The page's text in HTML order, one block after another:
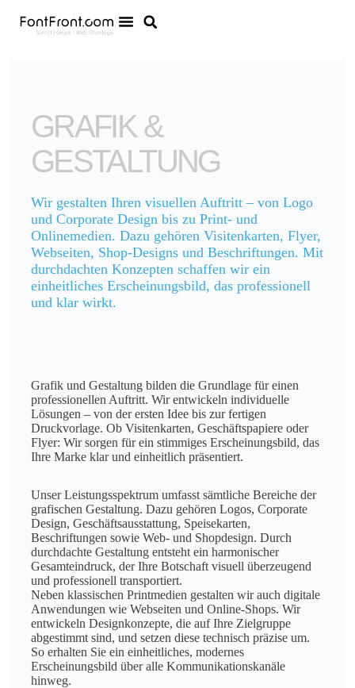
GRAFIK &
GESTALTUNG
Wir gestalten Ihren visuellen Auftritt – von Logo
und Corporate Design bis zu Print- und
Onlinemedien. Dazu gehören Visitenkarten, Flyer,
Webseiten, Shop-Designs und Beschriftungen. Mit
durchdachten Konzepten schaffen wir ein
einheitliches Erscheinungsbild, das professionell
und klar wirkt.
Grafik und Gestaltung bilden die Grundlage für einen
professionellen Auftritt. Wir entwickeln individuelle
Lösungen – von der ersten Idee bis zur fertigen
Druckvorlage. Ob Visitenkarten, Geschäftspapiere oder
Flyer: Wir sorgen für ein stimmiges Erscheinungsbild, das
Ihre Marke klar und einheitlich präsentiert.
Unser Leistungsspektrum umfasst sämtliche Bereiche der
grafischen Gestaltung. Dazu gehören Logos, Corporate
Design, Geschäftsausstattung, Speisekarten,
Beschriftungen sowie Web- und Shopdesign. Durch
durchdachte Gestaltung entsteht ein harmonischer
Gesamteindruck, der Ihre Botschaft visuell überzeugend
und professionell transportiert.
Neben klassischen Printmedien gestalten wir auch digitale
Anwendungen wie Webseiten und Online-Shops. Wir
entwickeln Designkonzepte, die auf Ihre Zielgruppe
abgestimmt sind, und setzen diese technisch präzise um.
So erhalten Sie ein einheitliches, modernes
Erscheinungsbild über alle Kommunikationskanäle
hinweg.